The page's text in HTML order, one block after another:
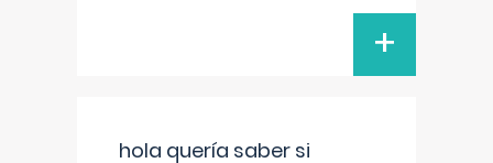
+
hola quería saber si